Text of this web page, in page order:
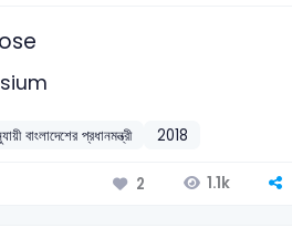
বাংলাদেশের প্রধানমন্ত্রী 2018
2 1.1k